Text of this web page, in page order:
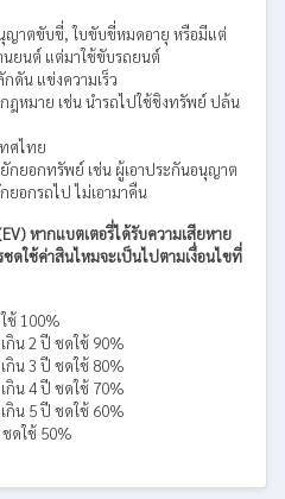
าตขับขี่, ใบขับขี่หมดอายุ หรือมีแต่
นยนต์ แต่มาใช้ขับรถยนต์
ดัน แข่งความเร็ว
ฎหมาย เช่น นำรถไปใช้ชิงทรัพย์ ปล้น
ศไทย
กยอกทรัพย์ เช่น ผู้เอาประกันอนุญาต
อกรถไป ไม่เอามาคืน
หากแบตเตอรี่ได้รับความเสียหาย
ดใช้ค่าสินไหมจะเป็นไปตามเงื่อนไขที่
ช้ 100%
กิน 2 ปี ชดใช้ 90%
กิน 3 ปี ชดใช้ 80%
กิน 4 ปี ชดใช้ 70%
กิน 5 ปี ชดใช้ 60%
ดใช้ 50%